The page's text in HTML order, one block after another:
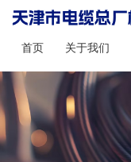
首页 关于我们